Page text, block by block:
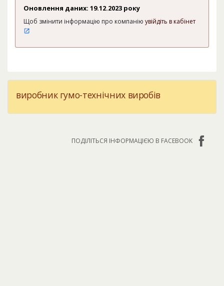
Оновлення даних: 19.12.2023 року
Щоб змінити інформацію про компанію увійдіть в кабінет
виробник гумо-технічних виробів
ПОДІЛІТЬСЯ ІНФОРМАЦІЄЮ В FACEBOOK